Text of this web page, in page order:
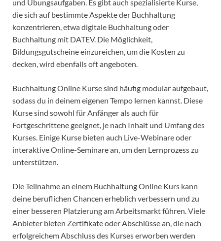
und Übungsaufgaben. Es gibt auch spezialisierte Kurse,
die sich auf bestimmte Aspekte der Buchhaltung
konzentrieren, etwa digitale Buchhaltung oder
Buchhaltung mit DATEV. Die Möglichkeit,
Bildungsgutscheine einzureichen, um die Kosten zu
decken, wird ebenfalls oft angeboten.
Buchhaltung Online Kurse sind häufig modular aufgebaut,
sodass du in deinem eigenen Tempo lernen kannst. Diese
Kurse sind sowohl für Anfänger als auch für
Fortgeschrittene geeignet, je nach Inhalt und Umfang des
Kurses. Einige Kurse bieten auch Live-Webinare oder
interaktive Online-Seminare an, um den Lernprozess zu
unterstützen.
Die Teilnahme an einem Buchhaltung Online Kurs kann
deine beruflichen Chancen erheblich verbessern und zu
einer besseren Platzierung am Arbeitsmarkt führen. Viele
Anbieter bieten Zertifikate oder Abschlüsse an, die nach
erfolgreichem Abschluss des Kurses erworben werden